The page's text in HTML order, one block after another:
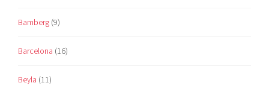
Bamberg (9)
Barcelona (16)
Beyla (11)